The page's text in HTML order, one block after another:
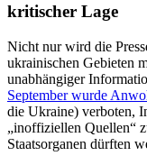
kritischer Lage
Nicht nur wird die
ukrainischen Gebieten
unabhängiger
September wurde
die Ukraine) verboten,
„inoffiziellen Quellen“
Staatsorganen dürften